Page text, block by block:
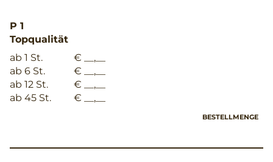
P 1
Topqualität
ab 1 St.
€ __,__
ab 6 St.
€ __,__
ab 12 St.
€ __,__
ab 45 St.
€ __,__
BESTELLMENGE